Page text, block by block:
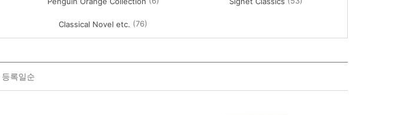
Classical Novel etc. (76)
등록일순